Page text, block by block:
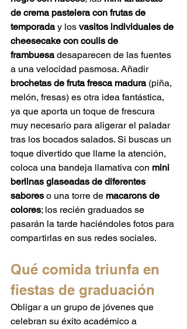
de crema pastelera con frutas de
temporada y los vasitos individuales de
cheesecake con coulis de
frambuesa desaparecen de las fuentes
a una velocidad pasmosa. Añadir
brochetas de fruta fresca madura (piña,
melón, fresas) es otra idea fantástica,
ya que aporta un toque de frescura
muy necesario para aligerar el paladar
tras los bocados salados. Si buscas un
toque divertido que llame la atención,
coloca una bandeja llamativa con mini
berlinas glaseadas de diferentes
sabores o una torre de macarons de
colores; los recién graduados se
pasarán la tarde haciéndoles fotos para
compartirlas en sus redes sociales.
Qué comida triunfa en
fiestas de graduación
Obligar a un grupo de jóvenes que
celebran su éxito académico a